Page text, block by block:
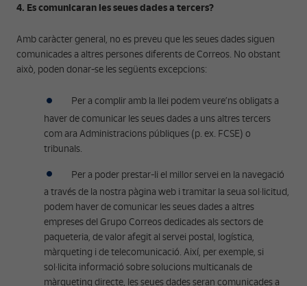
4. Es comunicaran les seues dades a tercers?
Amb caràcter general, no es preveu que les seues dades siguen
comunicades a altres persones diferents de Correos. No obstant
això, poden donar-se les següents excepcions:
Per a complir amb la llei podem veure’ns obligats a
haver de comunicar les seues dades a uns altres tercers
com ara Administracions públiques (p. ex. FCSE) o
tribunals.
Per a poder prestar-li el millor servei en la navegació
a través de la nostra pàgina web i tramitar la seua sol·licitud,
podem haver de comunicar les seues dades a altres
empreses del Grupo Correos dedicades als sectors de
paqueteria, de valor afegit al servei postal, logística,
màrqueting i de telecomunicació. Així, per exemple, si
sol·licita informació sobre solucions multicanals de
màrqueting directe, les seues dades seran comunicades a